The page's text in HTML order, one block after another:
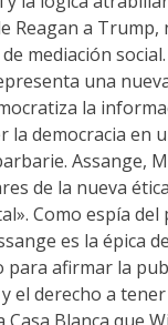
Reagan a
mediación
una
la
la democracia en
Assange,
de la nueva
Como espía del
es la épica
para afirmar la
el derecho a